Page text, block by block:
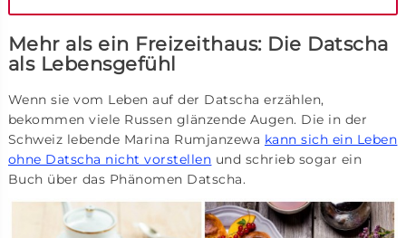
Mehr als ein Freizeithaus: Die Datscha
als Lebensgefühl
Wenn sie vom Leben auf der Datscha erzählen,
bekommen viele Russen glänzende Augen. Die in der
Schweiz lebende Marina Rumjanzewa kann sich ein Leben
ohne Datscha nicht vorstellen und schrieb sogar ein
Buch über das Phänomen Datscha.